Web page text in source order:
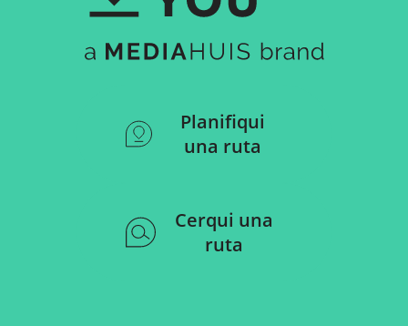
Planifiqui
una ruta
Cerqui una
ruta